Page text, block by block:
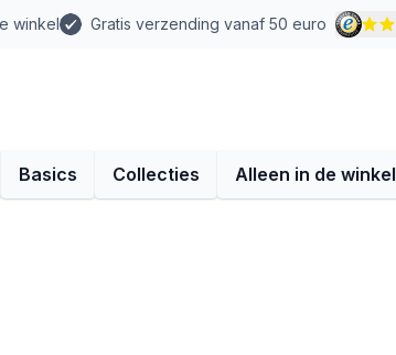
winkel Gratis verzending vanaf 50 euro
Basics Collecties Alleen in de winkel